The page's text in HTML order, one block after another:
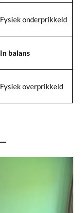
Fysiek onderprikkeld
In balans
Fysiek overprikkeld